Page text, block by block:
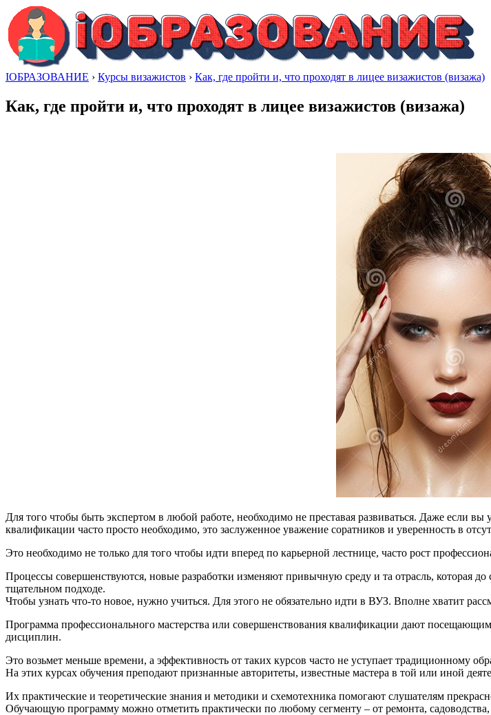
IОБРАЗОВАНИЕ › Курсы визажистов › Как, где пройти и, что проходят в лицее визажистов (визажа)
Как, где пройти и, что проходят в лицее визажистов (визажа)
Для того чтобы быть экспертом в любой работе, необходимо не преставая развиваться. Даже если
квалификации часто просто необходимо, это заслуженное уважение соратников и уверенность в
Это необходимо не только для того чтобы идти вперед по карьерной лестнице, часто рост
Процессы совершенствуются, новые разработки изменяют привычную среду и та отрасль, которая
тщательном подходе.
Чтобы узнать что-то новое, нужно учиться. Для этого не обязательно идти в ВУЗ. Вполне хватит
Программа профессионального мастерства или совершенствования квалификации дают
дисциплин.
Это возьмет меньше времени, а эффективность от таких курсов часто не уступает традиционному
На этих курсах обучения преподают признанные авторитеты, известные мастера в той или иной
Их практические и теоретические знания и методики и схемотехника помогают слушателям
Обучающую программу можно отметить практически по любому сегменту – от ремонта,